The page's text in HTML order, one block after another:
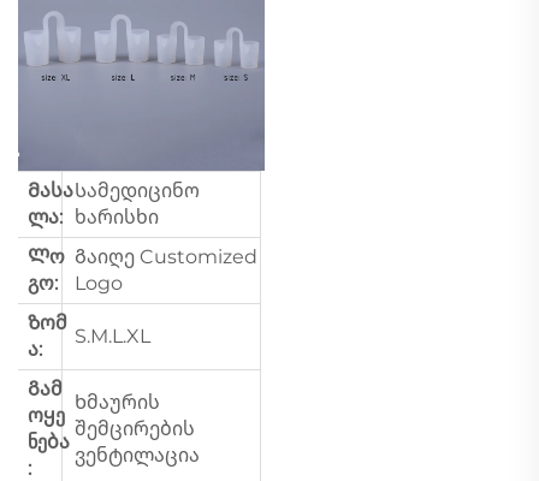
Მასა
ლა:
Სამედიცინო
ხარისხი
Ლო
გო:
Გაიღე Customized
Logo
Ზომ
ა:
S.M.L.XL
Გამ
ოყე
ნება
:
Ხმაურის
შემცირების
ვენტილაცია